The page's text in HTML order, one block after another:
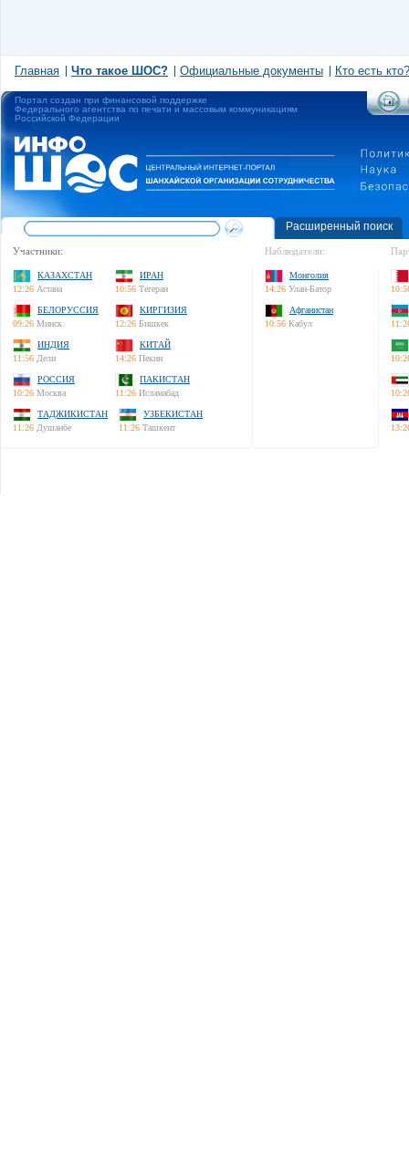
Главная Что такое ШОС? Официальные документы Кто есть кто?
Портал создан при финансовой поддержке
Федерального агентства по печати и массовым коммуникациям
Российской Федерации
Расширенный поиск
Участники:
КАЗАХСТАН
12:26 Астана
ИРАН
10:56 Тегеран
БЕЛОРУССИЯ
09:26 Минск
КИРГИЗИЯ
12:26 Бишкек
ИНДИЯ
11:56 Дели
КИТАЙ
14:26 Пекин
РОССИЯ
10:26 Москва
ПАКИСТАН
11:26 Исламабад
ТАДЖИКИСТАН
11:26 Душанбе
УЗБЕКИСТАН
11:26 Ташкент
Наблюдатели:
Монголия
14:26 Улан-Батор
Афганистан
10:56 Кабул